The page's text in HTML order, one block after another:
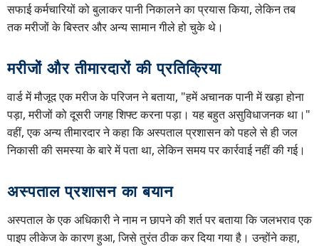
सफाई कर्मचारियों को बुलाकर पानी निकालने का प्रयास किया, लेकिन तब
तक मरीजों के बिस्तर और अन्य सामान गीले हो चुके थे।
मरीजों और तीमारदारों की प्रतिक्रिया
वार्ड में मौजूद एक मरीज के परिजन ने बताया, "हमें अचानक पानी में खड़ा होना
पड़ा, मरीजों को दूसरी जगह शिफ्ट करना पड़ा। यह बहुत असुविधाजनक था।"
वहीं, एक अन्य तीमारदार ने कहा कि अस्पताल प्रशासन को पहले से ही जल
निकासी की समस्या के बारे में पता था, लेकिन समय पर कार्रवाई नहीं की गई।
अस्पताल प्रशासन का बयान
अस्पताल के एक अधिकारी ने नाम न छापने की शर्त पर बताया कि जलभराव एक
पाइप लीकेज के कारण हुआ, जिसे तुरंत ठीक कर दिया गया है। उन्होंने कहा,